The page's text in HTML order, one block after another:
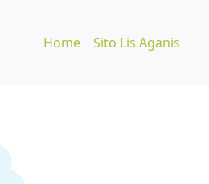
Home Sito Lis Aganis